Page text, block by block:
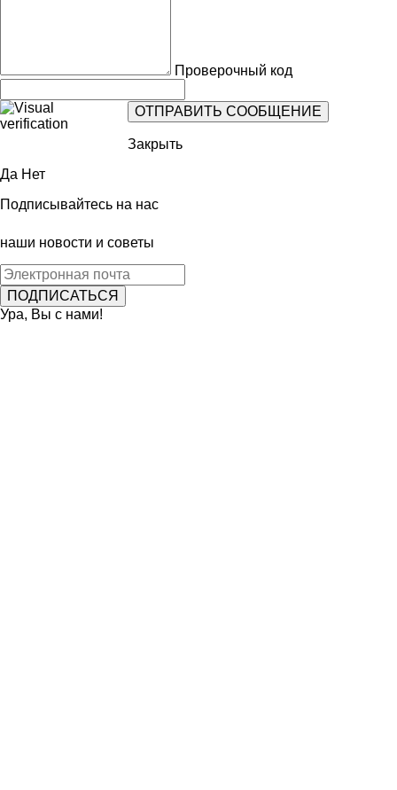
Проверочный код
Закрыть
Да Нет
Подписывайтесь на нас
наши новости и советы
Ура, Вы с нами!